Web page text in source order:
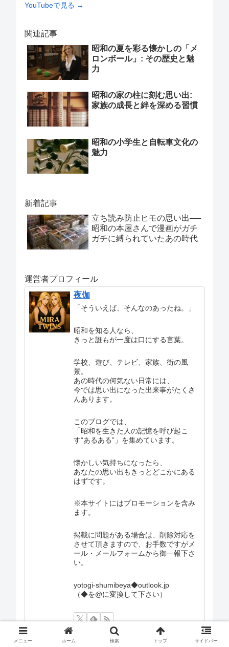
YouTubeで見る →
関連記事
昭和の夏を彩る懐かしの「メ
ロンボール」: その歴史と魅
力
昭和の家の柱に刻む思い出:
家族の成長と絆を深める習慣
昭和の小学生と自転車文化の
魅力
新着記事
立ち読み防止ヒモの思い出──
昭和の本屋さんで漫画がガチ
ガチに縛られていたあの時代
運営者プロフィール
夜伽
「そういえば、そんなのあったね。」
昭和を知る人なら、
きっと誰もが一度は口にする言葉。
学校、遊び、テレビ、家族、街の風
景。
あの時代の何気ない日常には、
今では思い出になった出来事がたくさ
んあります。
このブログでは、
「昭和を生きた人の記憶を呼び起こ
す“あるある”」を集めています。
懐かしい気持ちになったら、
あなたの思い出もきっとどこかにある
はずです。
※本サイトにはプロモーションを含み
ます。
掲載に問題がある場合は、削除対応を
させて頂きますので、お手数ですがメ
ール・メールフォームから御一報下さ
い。
yotogi-shumibeya◆outlook.jp
（◆を@に変換して下さい）
メニュー ホーム 検索 トップ サイドバー